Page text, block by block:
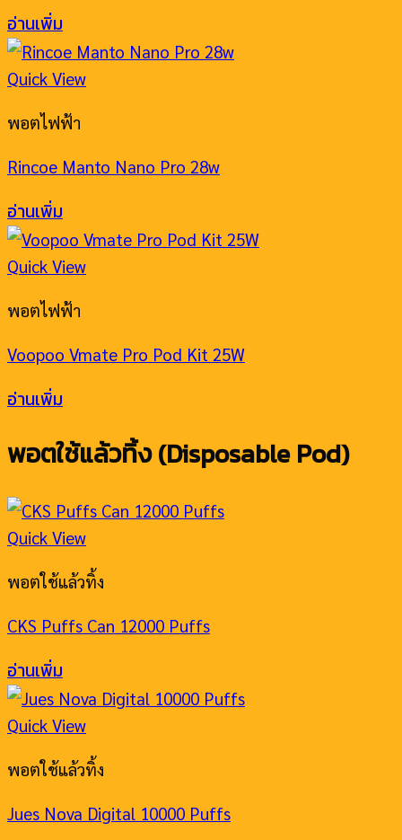
อ่านเพิ่ม
Quick View
พอตไฟฟ้า
Rincoe Manto Nano Pro 28w
อ่านเพิ่ม
Quick View
พอตไฟฟ้า
Voopoo Vmate Pro Pod Kit 25W
อ่านเพิ่ม
พอตใช้แล้วทิ้ง (Disposable Pod)
Quick View
พอตใช้แล้วทิ้ง
CKS Puffs Can 12000 Puffs
อ่านเพิ่ม
Quick View
พอตใช้แล้วทิ้ง
Jues Nova Digital 10000 Puffs